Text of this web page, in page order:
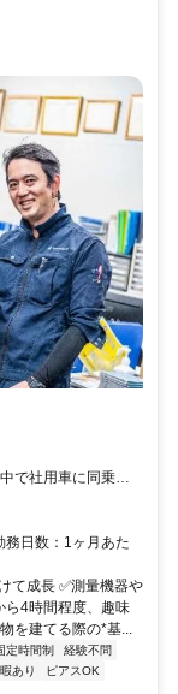
で社用車に同乗す
務日数：1ヶ月あた
て成長 ✅️測量機器や
ら4時間程度、趣味
を建てる際の*基...
定時間制
経験不問
あり
ピアスOK